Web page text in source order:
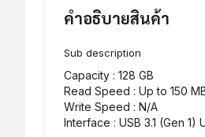
คำอธิบายสินค้า
Sub description
Capacity : 128 GB
Read Speed : Up to 150
Write Speed : N/A
Interface : USB 3.1 (Gen